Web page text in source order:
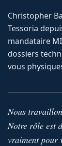
Christopher
Tessoria
mandataire
dossiers
vous
Nous
Notre rôle est
vraiment pour